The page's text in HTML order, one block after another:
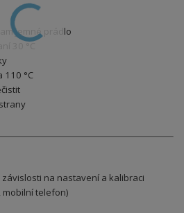
jemné prádlo
30 °C
110 °C
na nastavení a kalibraci
mobilní telefon)